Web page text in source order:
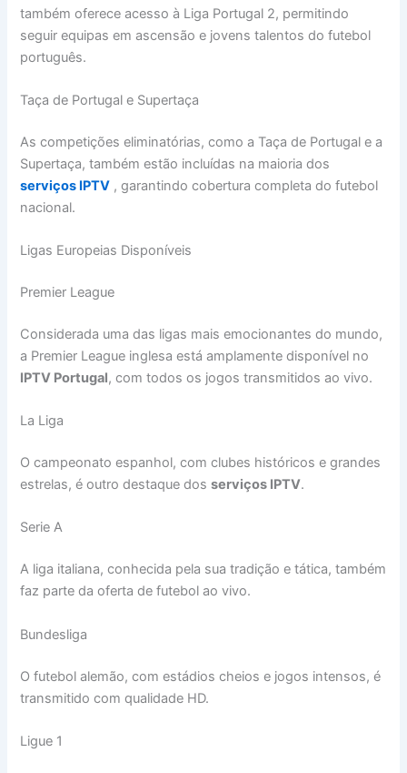
também oferece acesso à Liga Portugal 2, permitindo
seguir equipas em ascensão e jovens talentos do futebol
português.
Taça de Portugal e Supertaça
As competições eliminatórias, como a Taça de Portugal e a
Supertaça, também estão incluídas na maioria dos
serviços IPTV , garantindo cobertura completa do futebol
nacional.
Ligas Europeias Disponíveis
Premier League
Considerada uma das ligas mais emocionantes do mundo,
a Premier League inglesa está amplamente disponível no
IPTV Portugal, com todos os jogos transmitidos ao vivo.
La Liga
O campeonato espanhol, com clubes históricos e grandes
estrelas, é outro destaque dosserviços IPTV.
Serie A
A liga italiana, conhecida pela sua tradição e tática, também
faz parte da oferta de futebol ao vivo.
Bundesliga
O futebol alemão, com estádios cheios e jogos intensos, é
transmitido com qualidade HD.
Ligue 1